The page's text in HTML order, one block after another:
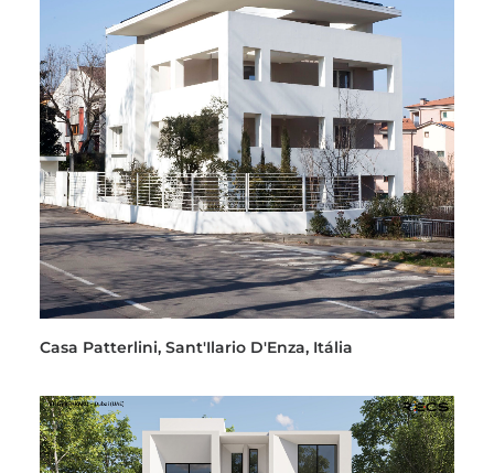
Casa Patterlini, Sant'Ilario D'Enza, Itália